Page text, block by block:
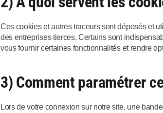
Ces cookies et autres traceurs sont déposés et
des entreprises tierces. Certains sont
vous fournir certaines fonctionnalités et rendre
3) Comment paramétrer
Lors de votre connexion sur notre site, une